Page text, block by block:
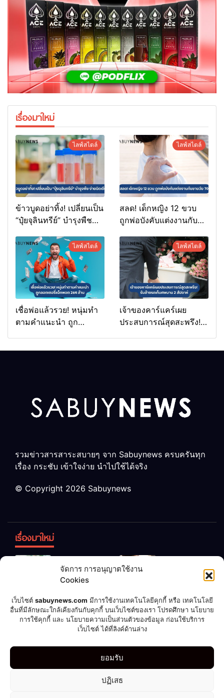
จัดการ การอนุญาตใช้งาน
Cookies
เว็บไซต์ sabuynews.com มีการใช้งานเทคโนโลยีคุกกี้ หรือ เทคโนโลยี
อื่นที่มีลักษณะใกล้เคียงกันกับคุกกี้ บนเว็บไซต์ของเรา โปรดศึกษา นโยบาย
การใช้คุกกี้ และ นโยบายความเป็นส่วนตัวของข้อมูล ก่อนใช้บริการ
เว็บไซต์ ได้ที่ลิงค์ด้านล่าง
ยอมรับ
ปฏิเสธ
เรื่องมาใหม่
ไลฟ์สไตล์
ข้าวบูดอย่าทิ้ง! เปลี่ยนเป็น
“ปุ๋ยจุลินทรีย์” บำรุงพืช
ไลฟ์สไตล์
สลด! เด็กหญิง 12 ขวบ
ถูกพ่อบังคับแต่งงานกับ
ไลฟ์สไตล์
เชื่อพ่อแล้วรวย! หนุ่มทำ
ตามคำแนะนำ ถูก
ไลฟ์สไตล์
เจ้าของคาร์แคร์เผย
ประสบการณ์สุดสะพรึง!
รวมข่าวสารสาระสบายๆ จาก Sabuynews ครบครันทุก
เรื่อง กระชับ เข้าใจง่าย นำไปใช้ได้จริง
© Copyright 2026 Sabuynews
เรื่องมาใหม่
ทิ้ง! เปลี่ยน
เป็น “ปุ๋ย
จุลินทรีย์”
บำรุงพืช ง่าย
นิดเดียว
หญิง 12 ขวบ
แต่งงานกับ
ชายวัย 70
เชื่อพ่อแล้ว
รวย! หนุ่มทำ
ตามคำ
แนะนำ ถูก
ลอตเตอรี่
264 ล้าน
เจ้าของคาร์
แคร์เผย
ประสบการณ์
รับล้างรถเก็บ
สัปดาห์
บอลโลก 2022